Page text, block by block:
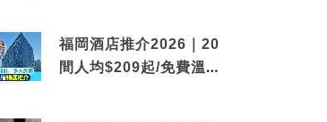
福岡酒店推介2026｜20
間人均$209起/免費溫泉/